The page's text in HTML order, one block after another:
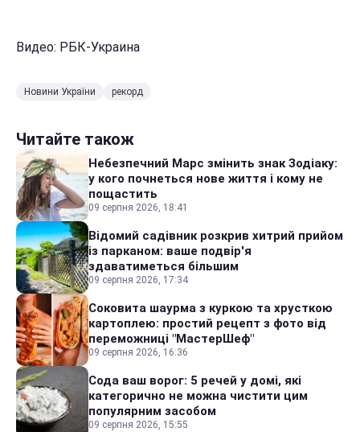
Видео: РБК-Украина
Новини України рекорд
Читайте також
Небезпечний Марс змінить знак Зодіаку:
у кого почнеться нове життя і кому не
пощастить
09 серпня 2026, 18:41
Відомий садівник розкрив хитрий прийом
із парканом: ваше подвір'я
здаватиметься більшим
09 серпня 2026, 17:34
Соковита шаурма з куркою та хрусткою
картоплею: простий рецепт з фото від
переможниці "МастерШеф"
09 серпня 2026, 16:36
Сода ваш ворог: 5 речей у домі, які
категорично не можна чистити цим
популярним засобом
09 серпня 2026, 15:55